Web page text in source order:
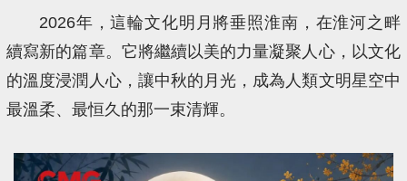
2026年，這輪文化明月將垂照淮南，在淮河之畔
續寫新的篇章。它將繼續以美的力量凝聚人心，以文化
的溫度浸潤人心，讓中秋的月光，成為人類文明星空中
最溫柔、最恒久的那一束清輝。